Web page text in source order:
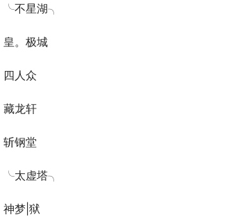
╰不星湖╮
皇。极城
四人众
藏龙轩
斩钢堂
╰太虚塔╮
神梦|狱